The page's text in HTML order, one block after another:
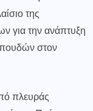
της
για την ανάπτυξη
στον
πλευράς